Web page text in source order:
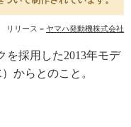
リリース = ヤマハ発動機株式会社
を採用した2013年モデ
からとのこと。